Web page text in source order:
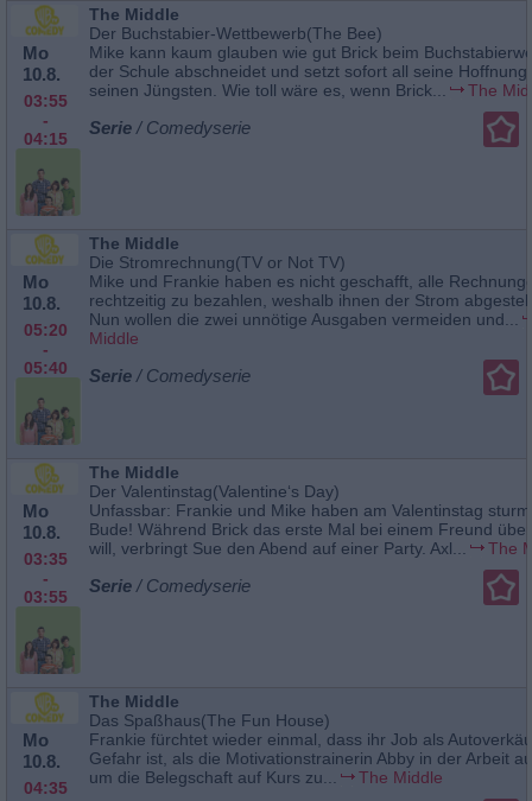
Mo
10.8.
03:55
-
04:15
The Middle
Der Buchstabier-Wettbewerb(The Bee)
Mike kann kaum glauben wie gut Brick beim
der Schule abschneidet und setzt sofort all seine
seinen Jüngsten. Wie toll wäre es, wenn Brick...
The
Serie / Comedyserie
Mo
10.8.
05:20
-
05:40
The Middle
Die Stromrechnung(TV or Not TV)
Mike und Frankie haben es nicht geschafft, alle
rechtzeitig zu bezahlen, weshalb ihnen der Strom
Nun wollen die zwei unnötige Ausgaben vermeiden und...
Middle
Serie / Comedyserie
Mo
10.8.
03:35
-
03:55
The Middle
Der Valentinstag(Valentine‘s Day)
Unfassbar: Frankie und Mike haben am Valentinstag
Bude! Während Brick das erste Mal bei einem Freund
will, verbringt Sue den Abend auf einer Party. Axl...
The
Serie / Comedyserie
Mo
10.8.
04:35
The Middle
Das Spaßhaus(The Fun House)
Frankie fürchtet wieder einmal, dass ihr Job als
Gefahr ist, als die Motivationstrainerin Abby in der Arbeit
um die Belegschaft auf Kurs zu...
The Middle